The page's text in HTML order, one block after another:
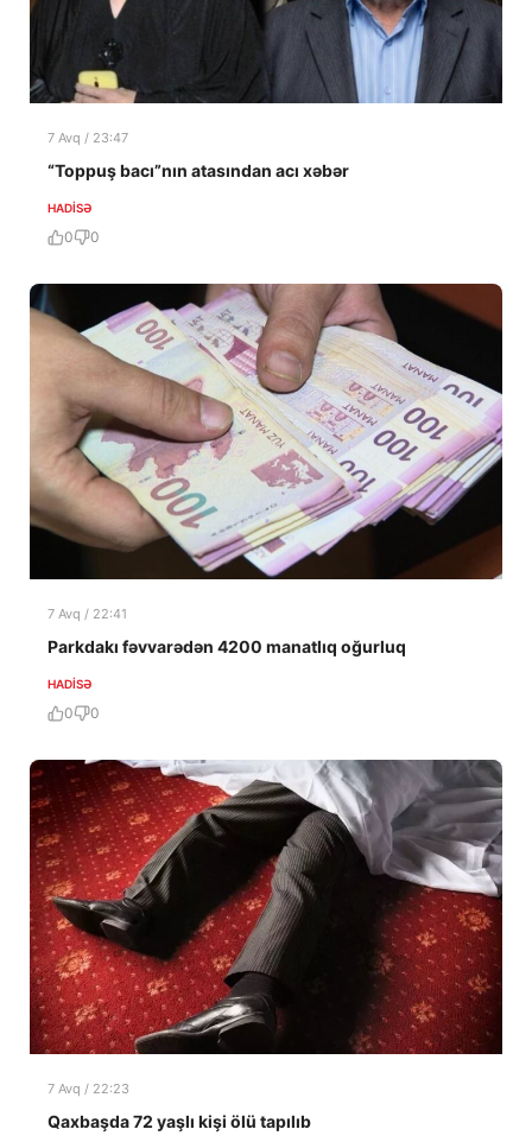
7 Avq / 23:47
“Toppuş bacı”nın atasından acı xəbər
HADISƏ
0 0
7 Avq / 22:41
Parkdakı fəvvarədən 4200 manatlıq oğurluq
HADISƏ
0 0
7 Avq / 22:23
Qaxbaşda 72 yaşlı kişi ölü tapılıb